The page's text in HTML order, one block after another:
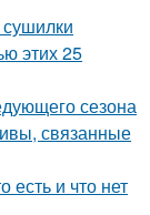
этих 25
сезона
связанные
есть и что нет